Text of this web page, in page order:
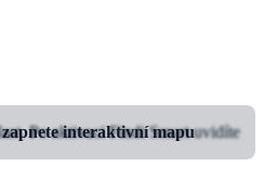
interaktivní mapu
Po aktivaci Findi Smart uvidíte